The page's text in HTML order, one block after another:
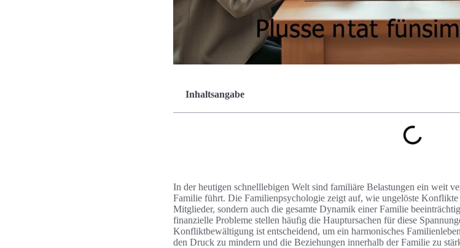
Inhaltsangabe
In der heutigen schnelllebigen Welt sind familiäre Belastungen ein weit
Familie führt. Die Familienpsychologie zeigt auf, wie ungelöste
Mitglieder, sondern auch die gesamte Dynamik einer Familie
finanzielle Probleme stellen häufig die Hauptursachen für diese
Konfliktbewältigung ist entscheidend, um ein harmonisches
den Druck zu mindern und die Beziehungen innerhalb der Familie zu